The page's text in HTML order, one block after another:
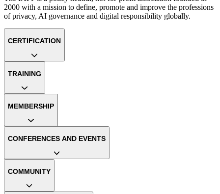
2000 with a mission to define, promote and improve the professions
of privacy, AI governance and digital responsibility globally.
CERTIFICATION
TRAINING
MEMBERSHIP
CONFERENCES AND EVENTS
COMMUNITY